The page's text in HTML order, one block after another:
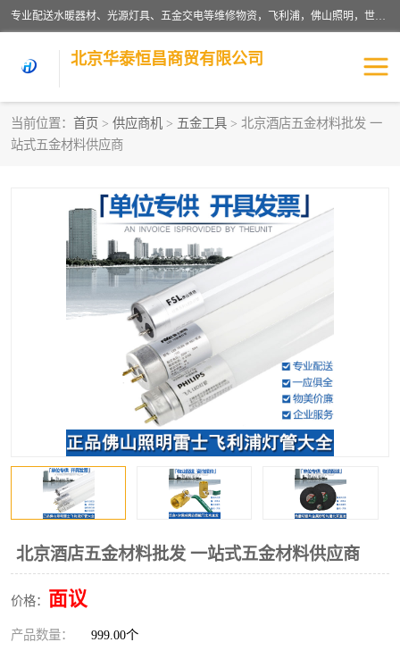
专业配送水暖器材、光源灯具、五金交电等维修物资，飞利浦，佛山照明，世达，博世，九牧，特陶等各产品涉及国内外知名品牌。公司专注与物业、学校、酒店、工厂等单位合作，提供一站式配送服务，降低客户综合成本。依托电子商务改变传统模式，以专业的团队为客户提供24H物资配送到达，货到月结、统一开票，便捷退换等服务，提高了企业的运营效率。
北京华泰恒昌商贸有限公司
当前位置： 首页 > 供应商机 > 五金工具 > 北京酒店五金材料批发 一
站式五金材料供应商
北京酒店五金材料批发 一站式五金材料供应商
价格： 面议
产品数量： 999.00个
水暖阀门
涂料辅材